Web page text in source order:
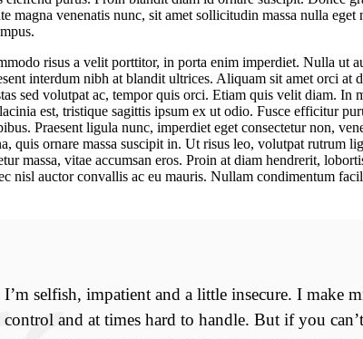
magna venenatis nunc, sit amet sollicitudin massa nulla
risus a velit porttitor, in porta enim imperdiet. Nulla ut
interdum nibh at blandit ultrices. Aliquam sit amet orci at
sed volutpat ac, tempor quis orci. Etiam quis velit diam. In
est, tristique sagittis ipsum ex ut odio. Fusce efficitur
Praesent ligula nunc, imperdiet eget consectetur non,
quis ornare massa suscipit in. Ut risus leo, volutpat rutrum
massa, vitae accumsan eros. Proin at diam hendrerit,
nisl auctor convallis ac eu mauris. Nullam condimentum
I’m selfish, impatient and a little insecure. I make
control and at times hard to handle. But if you